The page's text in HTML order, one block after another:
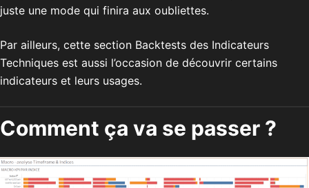
juste une mode qui finira aux oubliettes.
Par ailleurs, cette section Backtests des Indicateurs
Techniques est aussi l’occasion de découvrir certains
indicateurs et leurs usages.
Comment ça va se passer ?